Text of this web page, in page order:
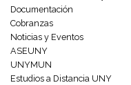
Documentación
Cobranzas
Noticias y Eventos
ASEUNY
UNYMUN
Estudios a Distancia UNY